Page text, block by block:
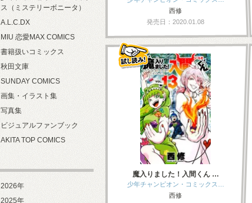
西修
発売日：2020.01.08
魔入りました！入間くん …
少年チャンピオン・コミックス…
西修
ス（ミステリーボニータ）
A.L.C.DX
MIU 恋愛MAX COMICS
書籍扱いコミックス
秋田文庫
SUNDAY COMICS
画集・イラスト集
写真集
ビジュアルファンブック
AKITA TOP COMICS
2026年
2025年